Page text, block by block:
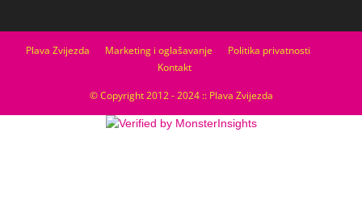
Plava Zvijezda Marketing i oglašavanje
Politika privatnosti
Kontakt
© Copyright 2012 - 2024 :: Plava Zvijezda